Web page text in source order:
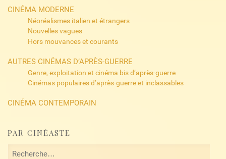
CINÉMA MODERNE
Néoréalismes italien et étrangers
Nouvelles vagues
Hors mouvances et courants
AUTRES CINÉMAS D’APRÈS-GUERRE
Genre, exploitation et cinéma bis d’après-guerre
Cinémas populaires d’après-guerre et inclassables
CINÉMA CONTEMPORAIN
PAR CINÉASTE
Rechercher :